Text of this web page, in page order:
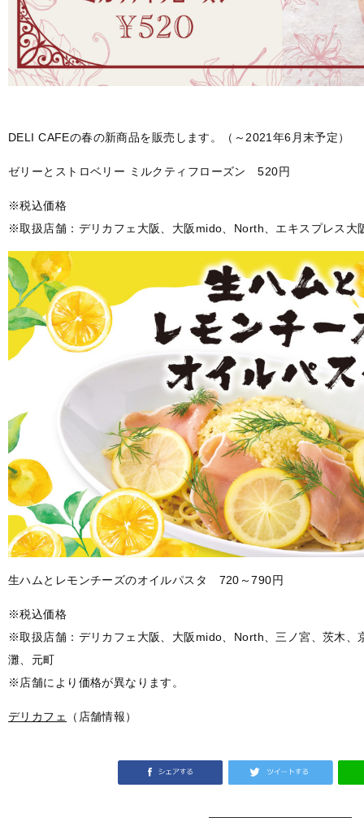
DELI CAFEの春の新商品を販売します。（～2021年6月末予定）
ゼリーとストロベリー ミルクティフローズン 520円
※税込価格
※取扱店舗：デリカフェ大阪、大阪mido、North、エキスプレス大
生ハムとレモンチーズのオイルパスタ 720～790円
※税込価格
※取扱店舗：デリカフェ大阪、大阪mido、North、三ノ宮、茨木、
灘、元町
※店舗により価格が異なります。
デリカフェ （店舗情報）